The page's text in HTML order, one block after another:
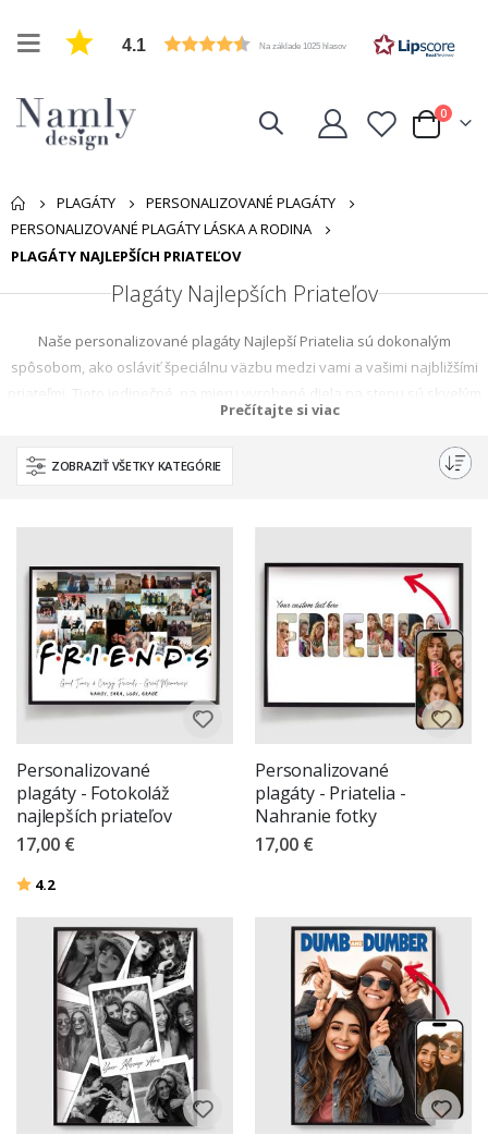
4.1 Na základe 1025 hlasov
Cart
0položky
PLAGÁTY
PERSONALIZOVANÉ PLAGÁTY
PERSONALIZOVANÉ PLAGÁTY LÁSKA A RODINA
PLAGÁTY NAJLEPŠÍCH PRIATEĽOV
Plagáty Najlepších Priateľov
Naše personalizované plagáty Najlepší Priatelia sú dokonalým
spôsobom, ako osláviť špeciálnu väzbu medzi vami a vašimi najbližšími
priateľmi. Tieto jedinečné, na mieru vyrobené diela na stenu sú skvelým
darčekom alebo sentimentálnym suvenírom. Zachyťte spomienky,
zdieľajte lásku a ozdobte svoje steny našou kolekciou personalizovaných
plakátov o láske a rodine. Ukážte svojim priateľom, koľko pre vás
Prečítajte si viac
ZOBRAZIŤ VŠETKY KATEGÓRIE
Personalizované
plagáty - Fotokoláž
najlepších priateľov
17,00 €
Hodnotenie:
4.2
Personalizované
plagáty - Priatelia -
Nahranie fotky
17,00 €